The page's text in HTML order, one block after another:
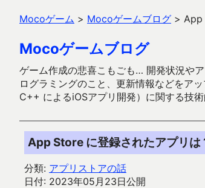
Mocoゲーム > Mocoゲームブログ > App
Mocoゲームブログ
ゲーム作成の悲喜こもごも… 開発状況や
ログラミングのこと、更新情報などをア
C++ によるiOSアプリ開発）に関する技
App Store に登録されたアプリは
分類: アプリストアの話
日付: 2023年05月23日公開